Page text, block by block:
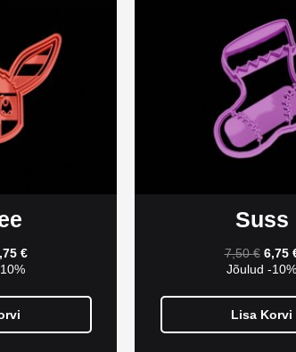
€
Suss
7,50€ 6,75
Jõulud -10%
Lisa Korvi